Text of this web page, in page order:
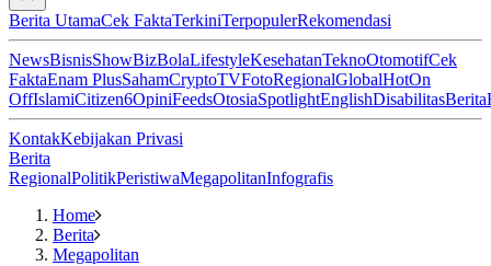
Berita UtamaCek FaktaTerkiniTerpopulerRekomendasi
NewsBisnisShowBizBolaLifestyleKesehatanTeknoOtomotifCek
FaktaEnam PlusSahamCryptoTVFotoRegionalGlobalHotOn
OffIslamiCitizen6OpiniFeedsOtosiaSpotlightEnglishDisabilitasBerita
KontakKebijakan Privasi
Berita
RegionalPolitikPeristiwaMegapolitanInfografis
Home
Berita
Megapolitan